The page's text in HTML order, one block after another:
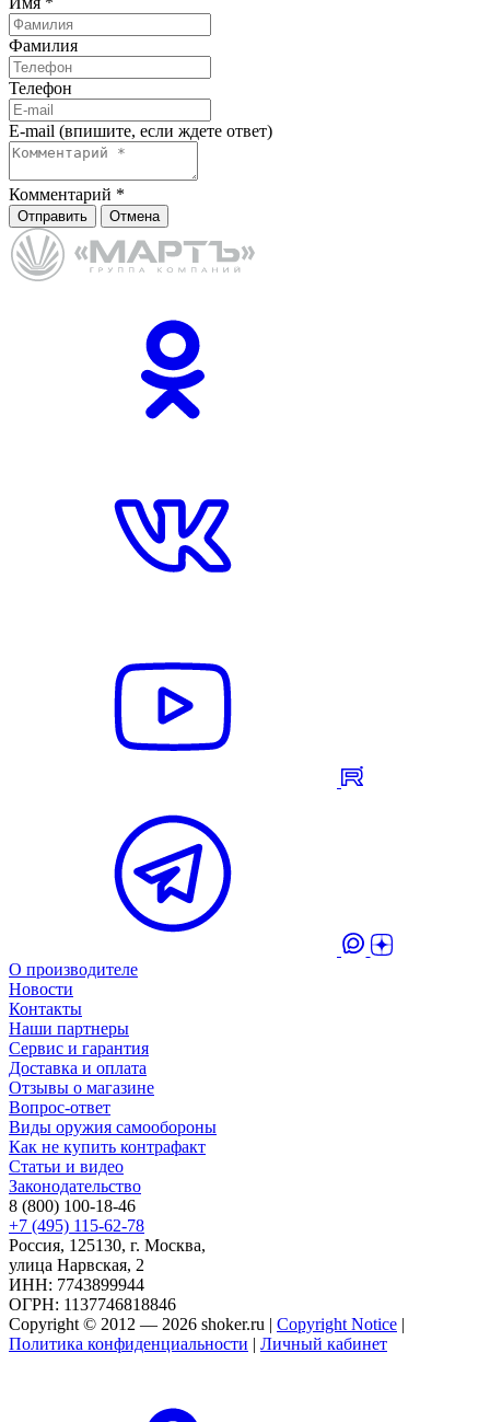
Фамилия
Телефон
E-mail (впишите, если ждете ответ)
Комментарий *
Отправить Отмена
О производителе
Новости
Контакты
Наши партнеры
Сервис и гарантия
Доставка и оплата
Отзывы о магазине
Вопрос-ответ
Виды оружия самообороны
Как не купить контрафакт
Статьи и видео
Законодательство
8 (800) 100-18-46
+7 (495) 115-62-78
Россия, 125130, г. Москва,
улица Нарвская, 2
ИНН: 7743899944
ОГРН: 1137746818846
Copyright © 2012 — 2026 shoker.ru | Copyright Notice |
Политика конфиденциальности | Личный кабинет